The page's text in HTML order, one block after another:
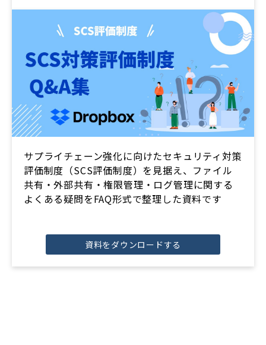
サプライチェーン強化に向けたセキュリティ対策
評価制度（SCS評価制度）を見据え、ファイル
共有・外部共有・権限管理・ログ管理に関する
よくある疑問をFAQ形式で整理した資料です
資料をダウンロードする